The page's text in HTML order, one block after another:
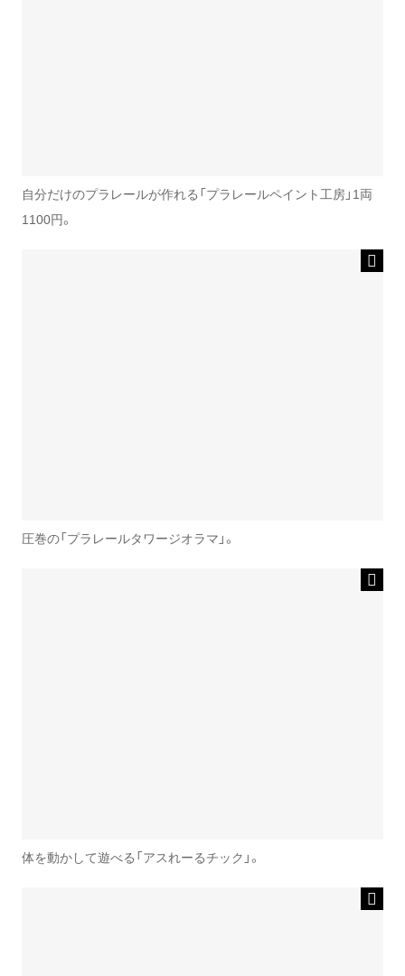
自分だけのプラレールが作れる「プラレールペイント工房」1両
1100円。
圧巻の「プラレールタワージオラマ」。
体を動かして遊べる「アスれーるチック」。